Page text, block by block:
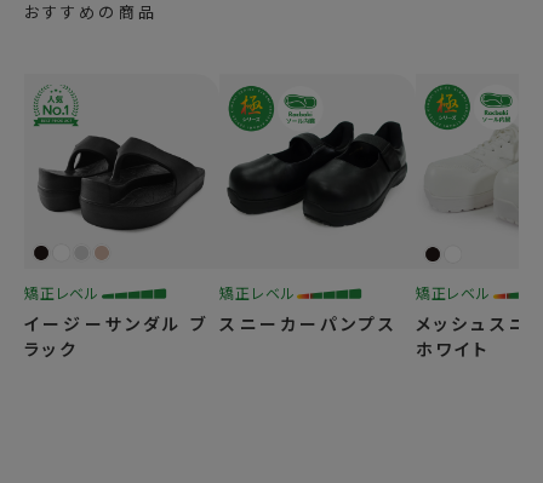
矯正過程の流れは？みんなはどうやって選んでる？
おすすめの商品
矯正レベル
イージーサンダル ブ
ラック
矯正レベル
スニーカーパンプス
矯正レベル
メッシュスニ
ホワイト